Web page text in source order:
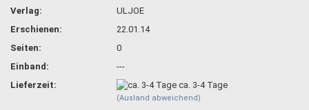
Verlag:
ULJOE
Erschienen:
22.01.14
Seiten:
0
Einband:
---
Lieferzeit:
ca. 3-4 Tage
(Ausland abweichend)